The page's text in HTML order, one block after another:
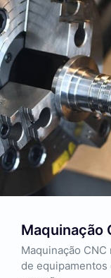
Maquinação
Maquinação
de